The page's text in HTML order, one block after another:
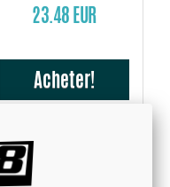
23.48 EUR
Acheter!